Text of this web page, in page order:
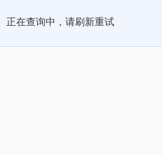
正在查询中，请刷新重试